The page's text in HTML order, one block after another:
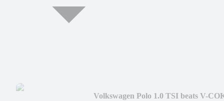
Volkswagen Polo 1.0 TSI beats V-